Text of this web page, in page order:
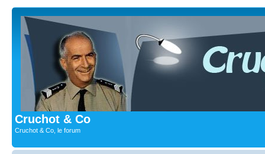
Cruchot & Co
Cruchot & Co, le forum